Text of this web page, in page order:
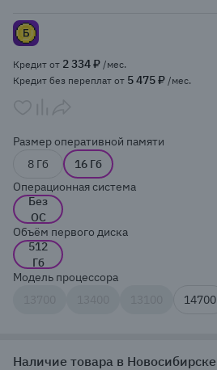
Кредит от 2 334 ₽ /мес.
Кредит без переплат от 5 475 ₽ /мес.
Размер оперативной памяти
8 Гб
16 Гб
Операционная система
Без
ОС
Объём первого диска
512
Гб
Модель процессора
14700
Наличие товара в Новосибирске